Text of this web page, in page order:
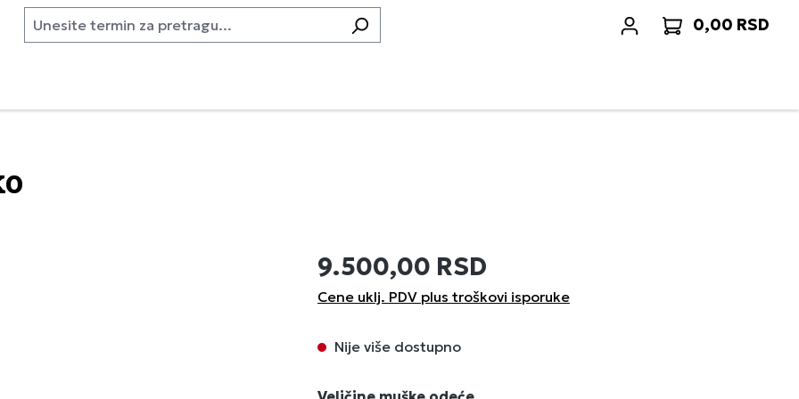
0,00 RSD
9.500,00 RSD
Cene uklj. PDV plus troškovi isporuke
Nije više dostupno
Izaberi